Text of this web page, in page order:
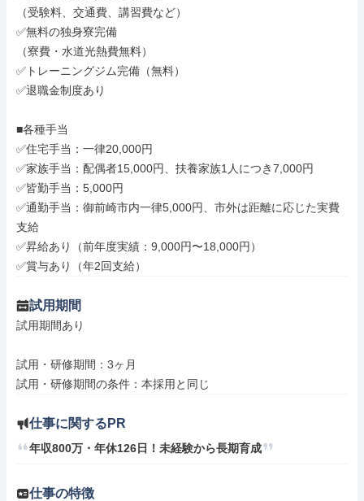
（受験料、交通費、講習費など）
✅無料の独身寮完備
（寮費・水道光熱費無料）
✅トレーニングジム完備（無料）
✅退職金制度あり
■各種手当
✅住宅手当：一律20,000円
✅家族手当：配偶者15,000円、扶養家族1人につき7,000円
✅皆勤手当：5,000円
✅通勤手当：御前崎市内一律5,000円、市外は距離に応じた実費
支給
✅昇給あり（前年度実績：9,000円〜18,000円）
✅賞与あり（年2回支給）
試用期間
試用期間あり
試用・研修期間：3ヶ月
仕事に関するPR
年収800万・年休126日！未経験から長期育成
仕事の特徴